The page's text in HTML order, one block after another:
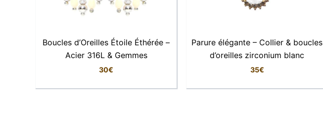
Fermoir : Tige et papillon
Sans nickel, sans plomb, hypoallergéniques
Pourquoi on l’adore
Boucles d’Oreilles Étoile Éthérée –
Acier 316L & Gemmes
30€
Parure élégante – Collier & boucles
d’oreilles zirconium blanc
35€